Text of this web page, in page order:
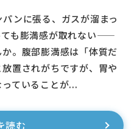
ンに張る、ガスが溜まっ
ても膨満感が取れない——
。腹部膨満感は「体質だ
置されがちですが、胃や
ていることが...
読む